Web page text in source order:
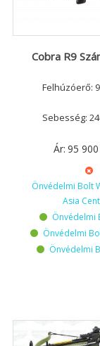
Cobra R9
Felhúzóerő:
Sebesség:
Ár: 95 900
Önvédelmi Bolt
Asia
Önvédelmi
Önvédelmi
Önvédelmi